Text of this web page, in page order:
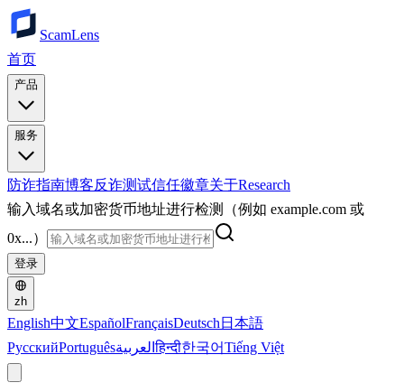
ScamLens
首页
产品
服务
防诈指南博客反诈测试信任徽章关于Research
输入域名或加密货币地址进行检测（例如 example.com 或
0x...）
登录
zh
English中文EspañolFrançaisDeutsch 日本語
РусскийPortuguêsالعربيةहिन्दी한국어Tiếng Việt